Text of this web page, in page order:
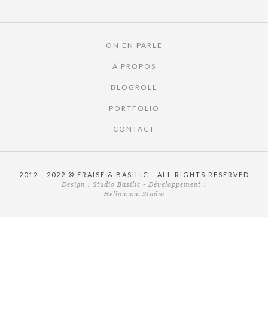
ON EN PARLE
À PROPOS
BLOGROLL
PORTFOLIO
CONTACT
2012 - 2022 © FRAISE & BASILIC - ALL RIGHTS RESERVED
Design : Studio Basilic - Développement :
Hellowww Studio